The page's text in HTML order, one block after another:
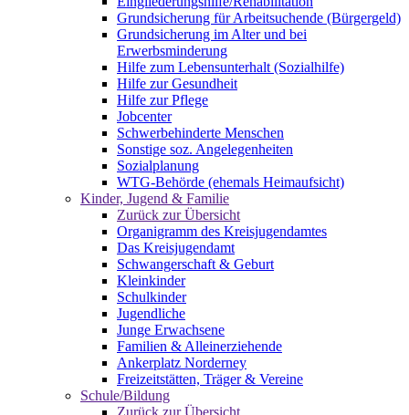
Grundsicherung für Arbeitsuchende (Bürgergeld)
Grundsicherung im Alter und bei
Erwerbsminderung
Hilfe zum Lebensunterhalt (Sozialhilfe)
Hilfe zur Gesundheit
Hilfe zur Pflege
Jobcenter
Schwerbehinderte Menschen
Sonstige soz. Angelegenheiten
Sozialplanung
WTG-Behörde (ehemals Heimaufsicht)
Kinder, Jugend & Familie
Zurück zur Übersicht
Organigramm des Kreisjugendamtes
Das Kreisjugendamt
Schwangerschaft & Geburt
Kleinkinder
Schulkinder
Jugendliche
Junge Erwachsene
Familien & Alleinerziehende
Ankerplatz Norderney
Freizeitstätten, Träger & Vereine
Schule/Bildung
Zurück zur Übersicht